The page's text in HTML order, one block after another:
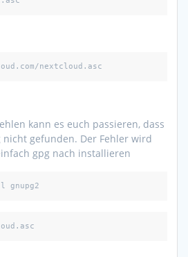
nextcloud.asc
kann es euch passieren, dass
gefunden. Der Fehler wird
gpg nach installieren
gnupg2